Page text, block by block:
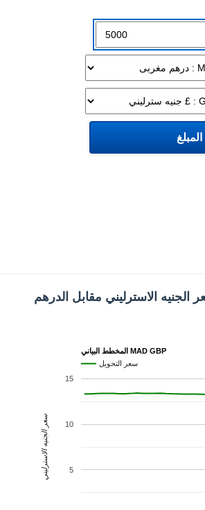
الجنيه الاسترليني مقابل الدرهم
المخطط البياني MAD GBP
سعر التحويل
5
10
15
سعر الجنيه الاسترليني